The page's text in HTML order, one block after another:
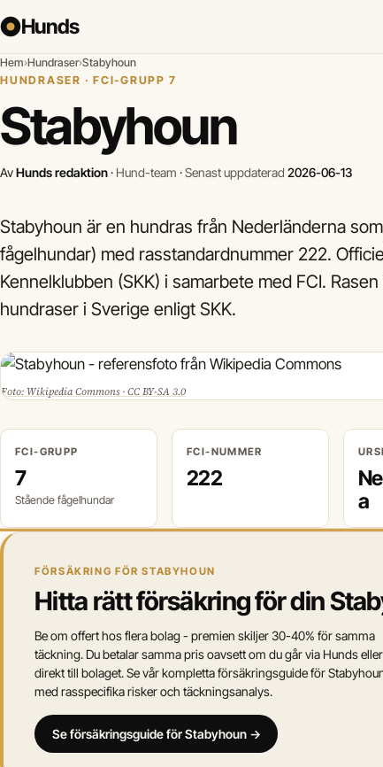
Hunds
Hem›Hundraser›Stabyhoun
HUNDRASER · FCI-GRUPP 7
Stabyhoun
AvHunds redaktion· Hund-team ·Senast uppdaterad 2026-06-13
Stabyhoun är en hundras från Nederländerna
fågelhundar) med rasstandardnummer 222.
Kennelklubben (SKK) i samarbete med FCI.
hundraser i Sverige enligt SKK.
Foto: Wikipedia Commons · CC BY-SA 3.0
FCI-GRUPP
7
Stående fågelhundar
FCI-NUMMER
222
a
FÖRSÄKRING FÖR STABYHOUN
Hitta rätt försäkring för din
Be om offert hos flera bolag - premien skiljer 30-40% för samma
täckning. Du betalar samma pris oavsett om du går via Hunds eller
direkt till bolaget. Se vår kompletta försäkringsguide för
med rasspecifika risker och täckningsanalys.
Se försäkringsguide för Stabyhoun →